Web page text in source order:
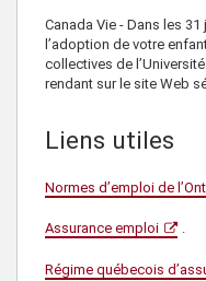
Canada Vie - Dans les
l’adoption de votre
collectives de
rendant sur le site Web
Liens utiles
Normes d’emploi de
Assurance emploi .
Régime québecois